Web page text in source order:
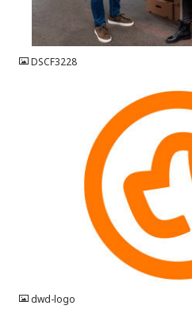
DSCF3228
dwd-logo